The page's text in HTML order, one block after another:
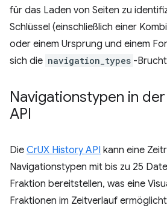
für das Laden von Seiten zu
Schlüssel (einschließlich einer
oder einem Ursprung und einem
sich die navigation_types -
Navigationstypen in
API
Die CrUX History API kann eine
Navigationstypen mit bis zu 25
Fraktion bereitstellen, was eine
Fraktionen im Zeitverlauf